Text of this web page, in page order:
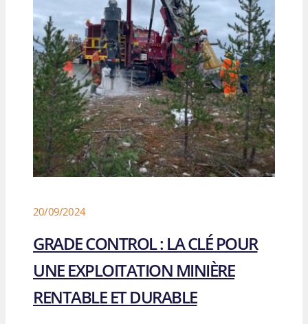
20/09/2024
GRADE CONTROL : LA CLÉ POUR
UNE EXPLOITATION MINIÈRE
RENTABLE ET DURABLE